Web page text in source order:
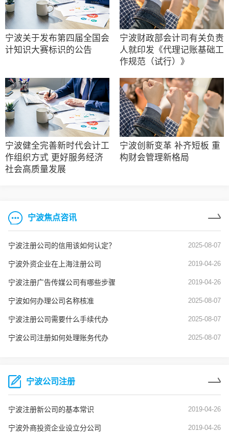
宁波关于发布第四届全国会
计知识大赛标识的公告
宁波财政部会计司有关负责
人就印发《代理记账基础工
作规范（试行）》
宁波健全完善新时代会计工
作组织方式 更好服务经济
社会高质量发展
宁波创新变革 补齐短板 重
构财会管理新格局
宁波焦点咨讯
宁波注册公司的信用该如何认定？ 2025-08-07
宁波外资企业在上海注册公司 2019-04-26
宁波注册广告传媒公司有哪些步骤 2019-04-26
宁波如何办理公司名称核准 2025-08-07
宁波注册公司需要什么手续代办 2025-08-07
宁波公司注册如何处理账务代办 2025-08-07
宁波公司注册
宁波注册新公司的基本常识 2019-04-26
宁波外商投资企业设立分公司 2019-04-26